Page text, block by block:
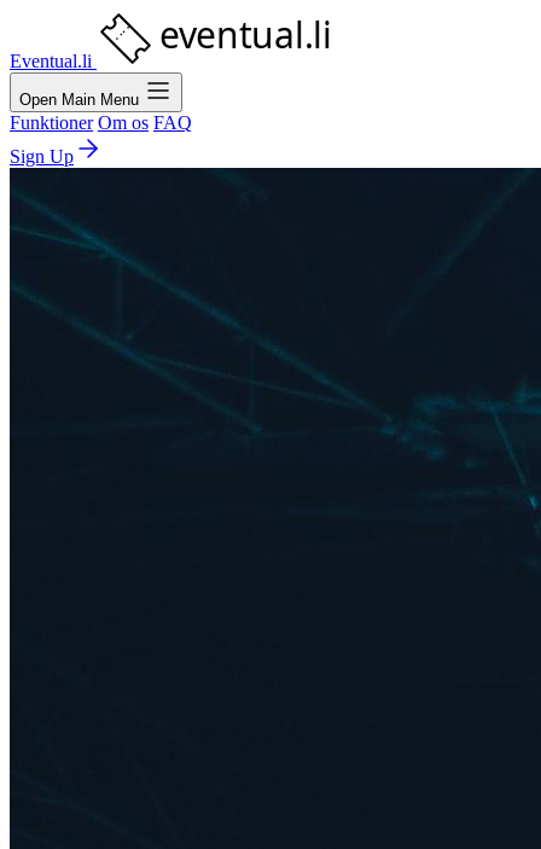
Eventual.li
Open Main Menu
Funktioner Om os FAQ
Sign Up